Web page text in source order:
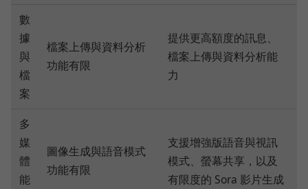
數
據
與
檔
案
檔案上傳與資料分析
功能有限
提供更高額度的訊息、
檔案上傳與資料分析能
力
多
媒
體
能
圖像生成與語音模式
功能有限
支援增強版語音與視訊
模式、螢幕共享，以及
有限度的 Sora 影片生成